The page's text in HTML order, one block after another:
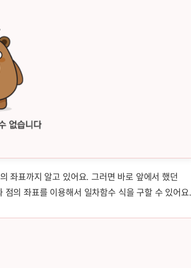
좌표까지 알고 있어요. 그러면 바로 앞에서 했던
의 좌표를 이용해서 일차함수 식을 구할 수 있어요.